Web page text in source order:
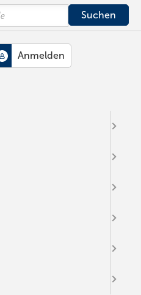
Standort